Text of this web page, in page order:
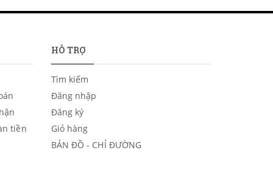
tiền
HỖ TRỢ
Tìm kiếm
Đăng nhập
Đăng ký
Giỏ hàng
BẢN ĐỒ - CHỈ ĐƯỜNG